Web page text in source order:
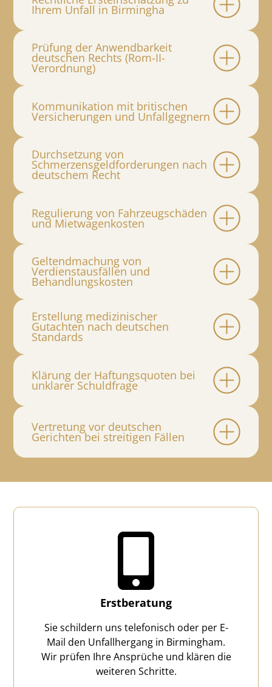
Ihrem Unfall in Birmingha
Prüfung der Anwendbarkeit
deutschen Rechts (Rom-II-
Verordnung)
Kommunikation mit britischen
Versicherungen und Unfallgegnern
Durchsetzung von
Schmerzensgeldforderungen nach
deutschem Recht
Regulierung von Fahrzeugschäden
und Mietwagenkosten
Geltendmachung von
Verdienstausfällen und
Behandlungskosten
Erstellung medizinischer
Gutachten nach deutschen
Standards
Klärung der Haftungsquoten bei
unklarer Schuldfrage
Vertretung vor deutschen
Gerichten bei streitigen Fällen
Erstberatung
Sie schildern uns telefonisch oder per E-
Mail den Unfallhergang in Birmingham.
Wir prüfen Ihre Ansprüche und klären die
weiteren Schritte.